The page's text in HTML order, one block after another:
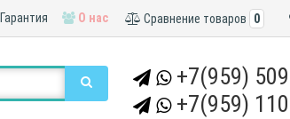
Гарантия О нас Сравнение товаров 0
+7(959)
+7(959)